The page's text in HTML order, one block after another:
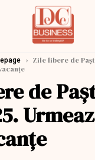
› Zile libere de
de